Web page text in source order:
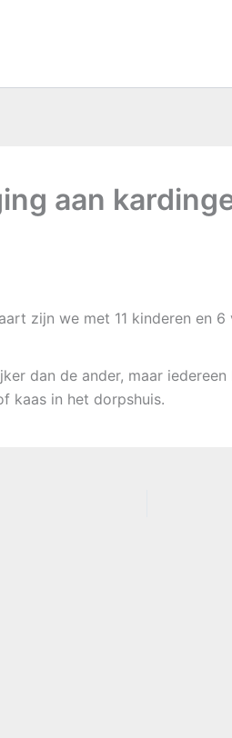
aan
zijn we met 11 kinderen en
dan de ander, maar
kaas in het dorpshuis.